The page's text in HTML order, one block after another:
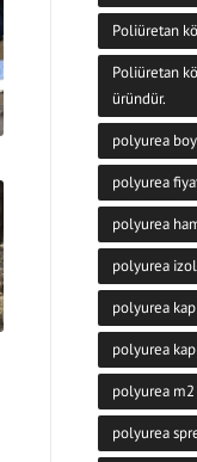
Poliüretan
Poliüretan
üründür.
polyurea
polyurea
polyurea
polyurea
polyurea
polyurea
polyurea m2
polyurea